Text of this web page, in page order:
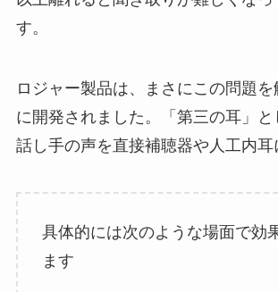
す。
ロジャー製品は、まさにこの問題
に開発されました。「第三の耳」と
話し手の声を直接補聴器や人工内耳
具体的には次のような場面で効
ます